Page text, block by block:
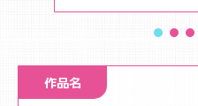
作品名